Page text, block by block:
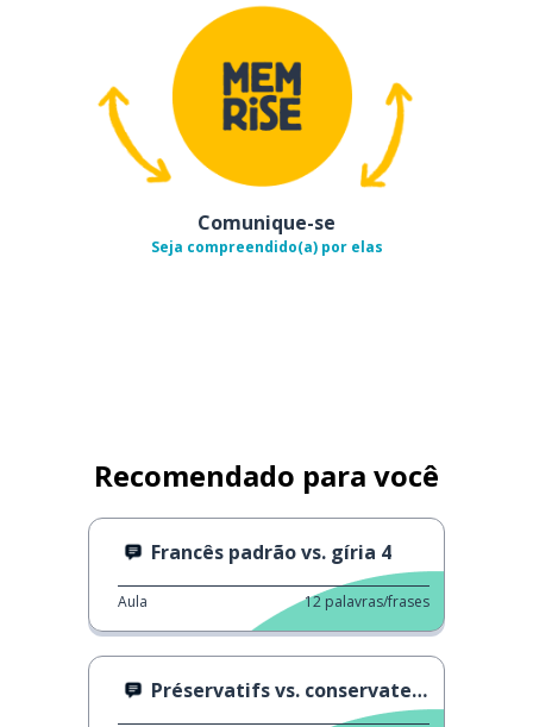
Comunique-se
Seja compreendido(a) por elas
Recomendado para você
Francês padrão vs. gíria 4
Aula 12 palavras/frases
Préservatifs vs. conservateurs